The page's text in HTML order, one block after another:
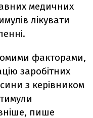
медичних
лікувати
факторами,
заробітних
з керівником
пише